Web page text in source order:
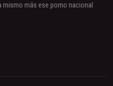
mismo más ese porno nacional